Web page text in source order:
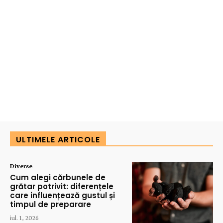
ULTIMELE ARTICOLE
Diverse
Cum alegi cărbunele de
grătar potrivit: diferențele
care influențează gustul și
timpul de preparare
iul. 1, 2026